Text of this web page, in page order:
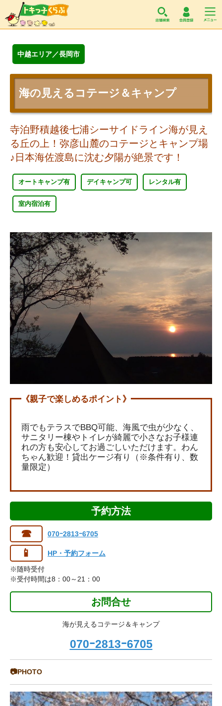
中越エリア／長岡市
海の見えるコテージ＆キャンプ
寺泊野積越後七浦シーサイドライン海が見え
る丘の上！弥彦山麓のコテージとキャンプ場
♪日本海佐渡島に沈む夕陽が絶景です！
オートキャンプ有 デイキャンプ可 レンタル有
室内宿泊有
《親子で楽しめるポイント》
雨でもテラスでBBQ可能、海風で虫が少なく、
サニタリー棟やトイレが綺麗で小さなお子様連
れの方も安心してお過ごしいただけます。わん
ちゃん歓迎！貸出ケージ有り（※条件有り、数
量限定）
予約方法
☎ 070ｰ2813ｰ6705
📱
HP・予約フォーム
※随時受付
※受付時間は8：00～21：00
お問合せ
海が見えるコテージ＆キャンプ
070ｰ2813ｰ6705
📷PHOTO